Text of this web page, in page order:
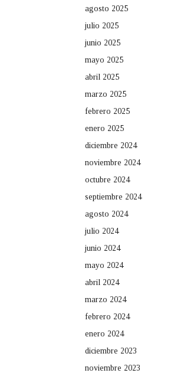
agosto 2025
julio 2025
junio 2025
mayo 2025
abril 2025
marzo 2025
febrero 2025
enero 2025
diciembre 2024
noviembre 2024
octubre 2024
septiembre 2024
agosto 2024
julio 2024
junio 2024
mayo 2024
abril 2024
marzo 2024
febrero 2024
enero 2024
diciembre 2023
noviembre 2023